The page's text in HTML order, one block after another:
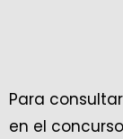
Para
en el